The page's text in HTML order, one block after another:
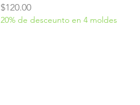
Precio
$120.00
20% de desceunto en 4 moldes